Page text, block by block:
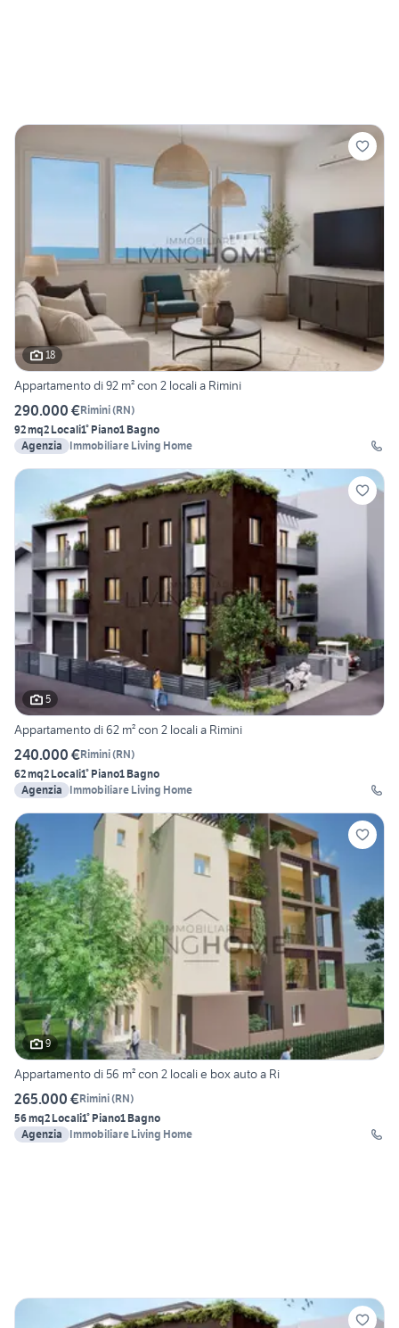
18
Appartamento di 92 m² con 2 locali a Rimini
290.000 €Rimini(RN)
92 mq2 Locali1° Piano1 Bagno
Agenzia
Immobiliare Living Home
5
Appartamento di 62 m² con 2 locali a Rimini
240.000 €Rimini(RN)
62 mq2 Locali1° Piano1 Bagno
Agenzia
Immobiliare Living Home
9
Appartamento di 56 m² con 2 locali e box auto a Ri
265.000 €Rimini(RN)
56 mq2 Locali1° Piano1 Bagno
Agenzia
Immobiliare Living Home